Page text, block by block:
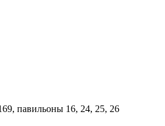
павильоны 16, 24, 25, 26